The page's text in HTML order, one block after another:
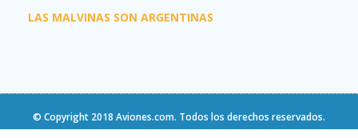
LAS MALVINAS SON ARGENTINAS
© Copyright 2018 Aviones.com. Todos los derechos reservados.